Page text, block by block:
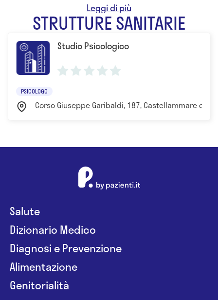
STRUTTURE SANITARIE
Studio Psicologico
PSICOLOGO
Corso Giuseppe Garibaldi, 187, Castellammare del
Salute
Dizionario Medico
Diagnosi e Prevenzione
Alimentazione
Genitorialità